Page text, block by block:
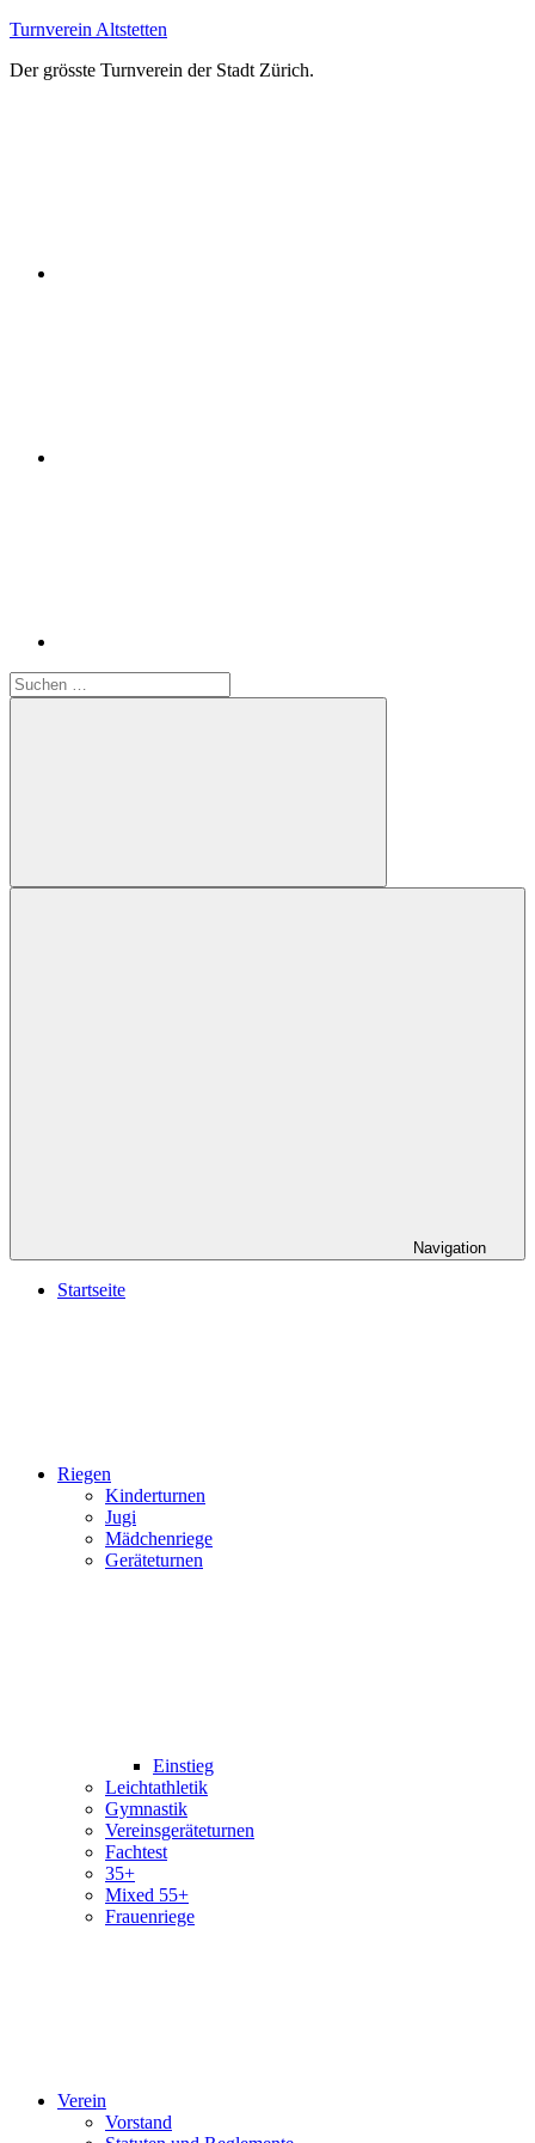
Zum
springen
Turnverein Altstetten
Der grösste Turnverein der Stadt Zürich.
Suchen
nach:
Suchen
Navigation
Startseite
Riegen
Kinderturnen
Jugi
Mädchenriege
Geräteturnen
Einstieg
Leichtathletik
Gymnastik
Vereinsgeräteturnen
Fachtest
35+
Mixed 55+
Frauenriege
Verein
Vorstand